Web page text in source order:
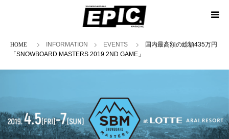
ホームINFORMATION EVENTS
国内最高額の総額435万円
「SNOWBOARD MASTERS 2019 2ND GAME」